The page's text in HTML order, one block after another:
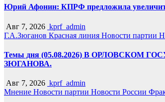
Юрий Афонин: КПРФ предложила
Авг 7, 2026 kprf_admin
Г.А.Зюганов Красная линия Новости партии
Темы дня (05.08.2026) В
ЗЮГАНОВА.
Авг 7, 2026 kprf_admin
Мнение Новости партии Новости России